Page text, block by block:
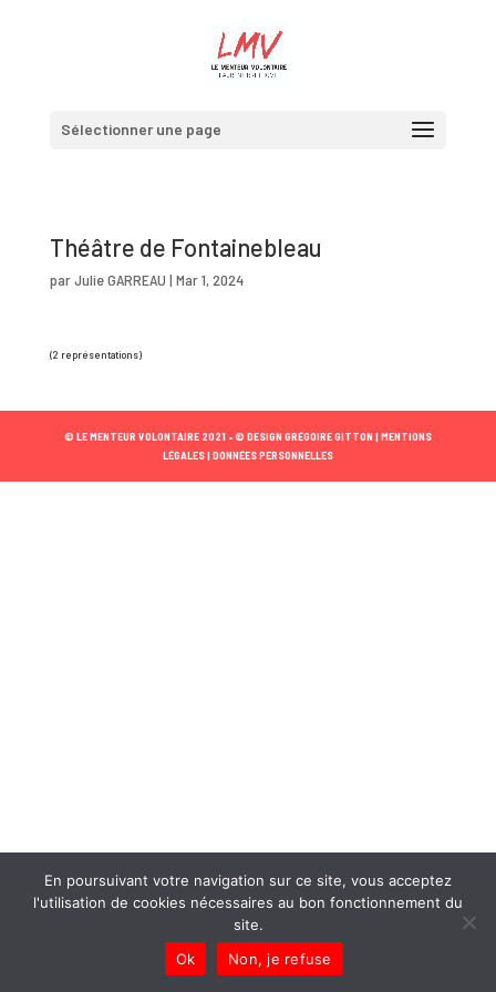
Sélectionner une page
Théâtre de Fontainebleau
parJulie GARREAU | Mar 1, 2024
(2 représentations)
© LE MENTEUR VOLONTAIRE 2021 •© DESIGN GRÉGOIRE GITTON | MENTIONS
LÉGALES | DONNÉES PERSONNELLES
En poursuivant votre navigation sur ce site, vous acceptez
l'utilisation de cookies nécessaires au bon fonctionnement du
site.
Ok
Non, je refuse